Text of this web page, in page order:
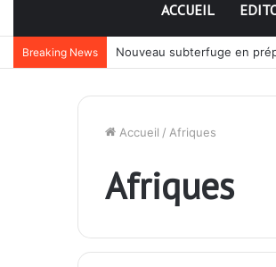
ACCUEIL
Breaking News Nouveau subterfuge en
Accueil / Afriques
Afriques